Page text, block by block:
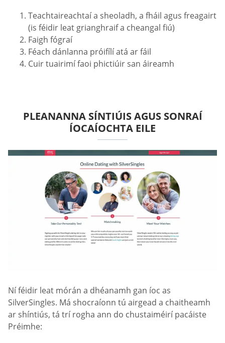
Teachtaireachtaí a sheoladh, a fháil agus freagairt
(is féidir leat grianghraif a cheangal fiú)
Faigh fógraí
Féach dánlanna próifílí atá ar fáil
Cuir tuairimí faoi phictiúir san áireamh
PLEANANNA SÍNTIÚIS AGUS SONRAÍ
ÍOCAÍOCHTA EILE
Ní féidir leat mórán a dhéanamh gan íoc as
SilverSingles. Má shocraíonn tú airgead a chaitheamh
ar shíntiús, tá trí rogha ann do chustaiméirí pacáiste
Préimhe: